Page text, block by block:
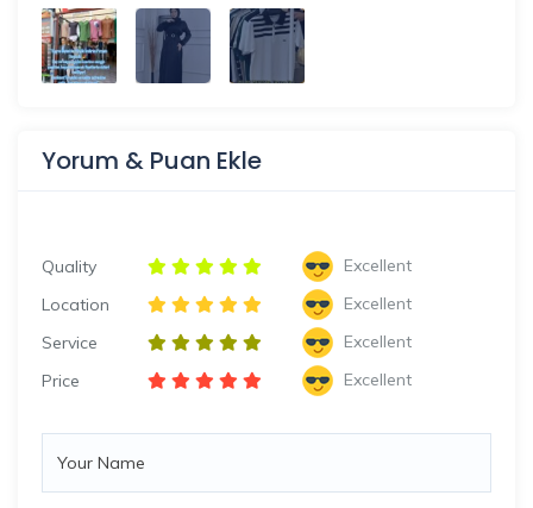
Yorum & Puan Ekle
Quality
Excellent
Location
Excellent
Service
Excellent
Price
Excellent